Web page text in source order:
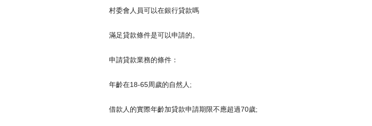
村委會人員可以在銀行貸款嗎
滿足貸款條件是可以申請的。
申請貸款業務的條件：
年齡在18-65周歲的自然人;
借款人的實際年齡加貸款申請期限不應超過70歲;